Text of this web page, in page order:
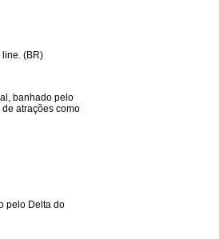
line. (BR)
banhado pelo
de atrações como
pelo Delta do